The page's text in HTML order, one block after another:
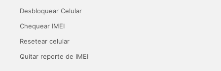
Desbloquear Celular
Chequear IMEI
Resetear celular
Quitar reporte de IMEI